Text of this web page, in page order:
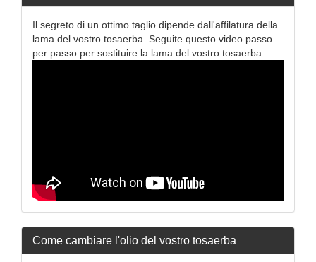
Il segreto di un ottimo taglio dipende dall'affilatura della
lama del vostro tosaerba. Seguite questo video passo
per passo per sostituire la lama del vostro tosaerba.
Come cambiare l'olio del vostro tosaerba